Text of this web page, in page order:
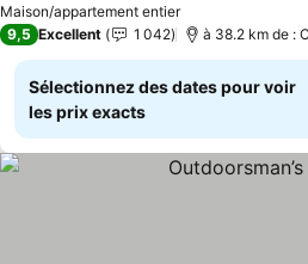
Maison/appartement entier
Consulter les prix
9,5 Excellent 1 042 à 38.2 km de :
Sélectionnez des dates pour voir
les prix exacts